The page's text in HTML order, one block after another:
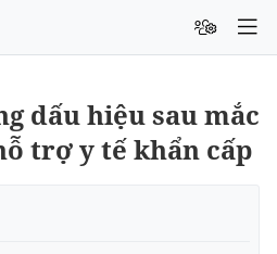
dấu hiệu sau mắc
trợ y tế khẩn cấp